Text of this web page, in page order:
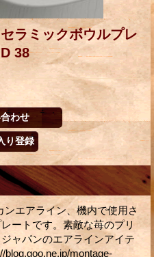
ラミックボウルプレ
38
エアライン、機内で使用さ
ートです。素敵な苺のプリ
ャパンのエアラインアイテ
montage-